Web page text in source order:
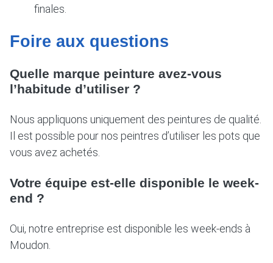
finales.
Foire aux questions
Quelle marque peinture avez-vous
l’habitude d’utiliser ?
Nous appliquons uniquement des peintures de qualité.
Il est possible pour nos peintres d’utiliser les pots que
vous avez achetés.
Votre équipe est-elle disponible le week-
end ?
Oui, notre entreprise est disponible les week-ends à
Moudon.